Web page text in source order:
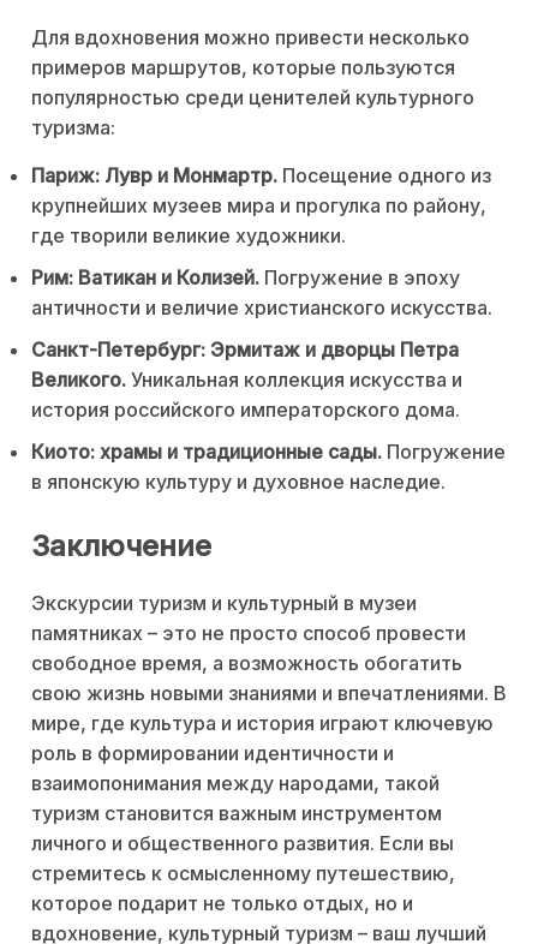
Для вдохновения можно привести несколько
примеров маршрутов, которые пользуются
популярностью среди ценителей культурного
туризма:
Париж: Лувр и Монмартр. Посещение одного из
крупнейших музеев мира и прогулка по району,
где творили великие художники.
Рим: Ватикан и Колизей. Погружение в эпоху
античности и величие христианского искусства.
Санкт-Петербург: Эрмитаж и дворцы Петра
Великого. Уникальная коллекция искусства и
история российского императорского дома.
Киото: храмы и традиционные сады. Погружение
в японскую культуру и духовное наследие.
Заключение
Экскурсии туризм и культурный в музеи
памятниках – это не просто способ провести
свободное время, а возможность обогатить
свою жизнь новыми знаниями и впечатлениями. В
мире, где культура и история играют ключевую
роль в формировании идентичности и
взаимопонимания между народами, такой
туризм становится важным инструментом
личного и общественного развития. Если вы
стремитесь к осмысленному путешествию,
которое подарит не только отдых, но и
вдохновение, культурный туризм – ваш лучший